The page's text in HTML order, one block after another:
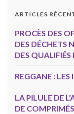
ARTICLES
PROCÈS DES
DES DÉCHETS
DES QUALIFIÉS
REGGANE :
LA PILULE DE
DE